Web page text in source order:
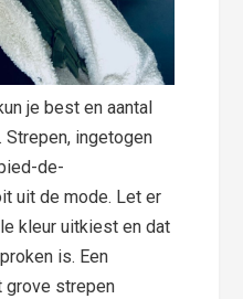
je best en aantal
Strepen, ingetogen
de-
uit de mode. Let er
kleur uitkiest en dat
is. Een
grove strepen